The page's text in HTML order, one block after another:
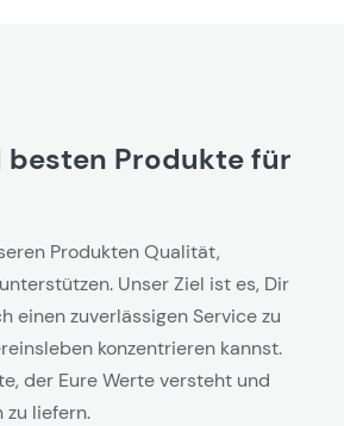
Produkte für
Produkten Qualität,
Unser Ziel ist es, Dir
einen zuverlässigen Service zu
konzentrieren kannst.
der Eure Werte versteht und
zu liefern.